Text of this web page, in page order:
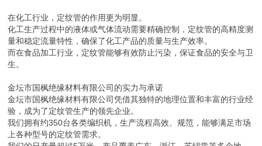
在化工行业，定纹管的作用更为明显。
化工生产过程中的液体或气体流动需要精确控制，定纹管的高精度测
量和稳定流量特性，确保了化工产品的质量与生产效率。
而在食品加工行业，定纹管能够有效防止污染，保证食品的安全与卫
生。
金坛市国枫绝缘材料有限公司的实力与承诺
金坛市国枫绝缘材料有限公司凭借其独特的地理位置和丰富的行业经
验，成为了定纹管生产的领先企业。
我们拥有约350台各类编织机，生产流程高效、规范，能够满足市场
上各种型号的定纹管需求。